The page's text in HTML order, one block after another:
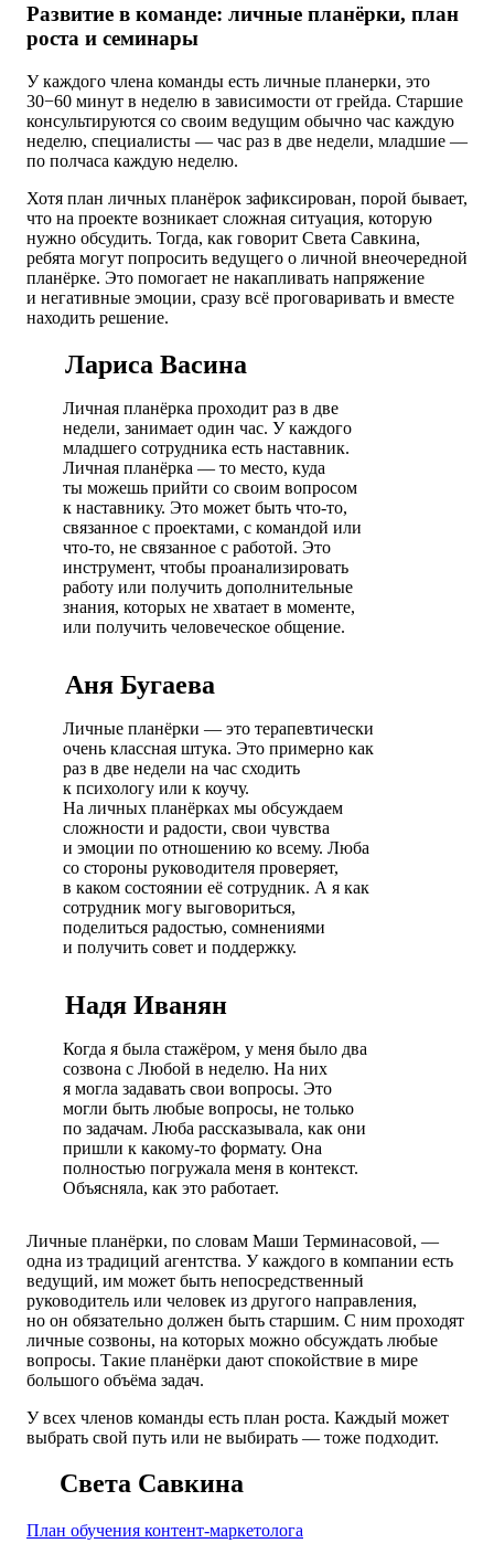
Развитие в команде: личные планёрки, план
роста и семинары
У каждого члена команды есть личные планерки, это
30−60 минут в неделю в зависимости от грейда. Старшие
консультируются со своим ведущим обычно час каждую
неделю, специалисты — час раз в две недели, младшие —
по полчаса каждую неделю.
Хотя план личных планёрок зафиксирован, порой бывает,
что на проекте возникает сложная ситуация, которую
нужно обсудить. Тогда, как говорит Света Савкина,
ребята могут попросить ведущего о личной внеочередной
планёрке. Это помогает не накапливать напряжение
и негативные эмоции, сразу всё проговаривать и вместе
находить решение.
Лариса Васина
Личная планёрка проходит раз в две
недели, занимает один час. У каждого
младшего сотрудника есть наставник.
Личная планёрка — то место, куда
ты можешь прийти со своим вопросом
к наставнику. Это может быть что-то,
связанное с проектами, с командой или
что-то, не связанное с работой. Это
инструмент, чтобы проанализировать
работу или получить дополнительные
знания, которых не хватает в моменте,
или получить человеческое общение.
Аня Бугаева
Личные планёрки — это терапевтически
очень классная штука. Это примерно как
раз в две недели на час сходить
к психологу или к коучу.
На личных планёрках мы обсуждаем
сложности и радости, свои чувства
и эмоции по отношению ко всему. Люба
со стороны руководителя проверяет,
в каком состоянии её сотрудник. А я как
сотрудник могу выговориться,
поделиться радостью, сомнениями
и получить совет и поддержку.
Надя Иванян
Когда я была стажёром, у меня было два
созвона с Любой в неделю. На них
я могла задавать свои вопросы. Это
могли быть любые вопросы, не только
по задачам. Люба рассказывала, как они
пришли к какому-то формату. Она
полностью погружала меня в контекст.
Объясняла, как это работает.
Личные планёрки, по словам Маши Терминасовой, —
одна из традиций агентства. У каждого в компании есть
ведущий, им может быть непосредственный
руководитель или человек из другого направления,
но он обязательно должен быть старшим. С ним проходят
личные созвоны, на которых можно обсуждать любые
вопросы. Такие планёрки дают спокойствие в мире
большого объёма задач.
У всех членов команды есть план роста. Каждый может
выбрать свой путь или не выбирать — тоже подходит.
Света Савкина
План обучения контент-маркетолога